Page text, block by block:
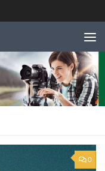
0